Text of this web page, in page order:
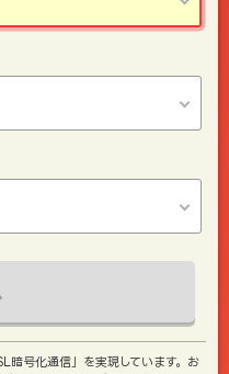
暗号化通信」を実現しています。お